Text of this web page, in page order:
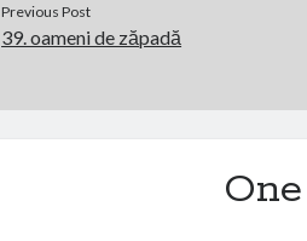
Previous Post
39. oameni de zăpadă